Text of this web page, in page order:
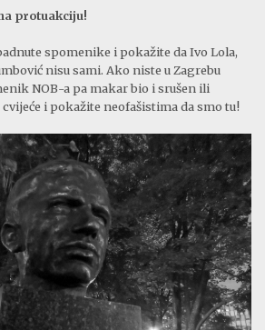
protuakciju!
spomenike i pokažite da Ivo Lola,
nisu sami. Ako niste u Zagrebu
NOB-a pa makar bio i srušen ili
i pokažite neofašistima da smo tu!